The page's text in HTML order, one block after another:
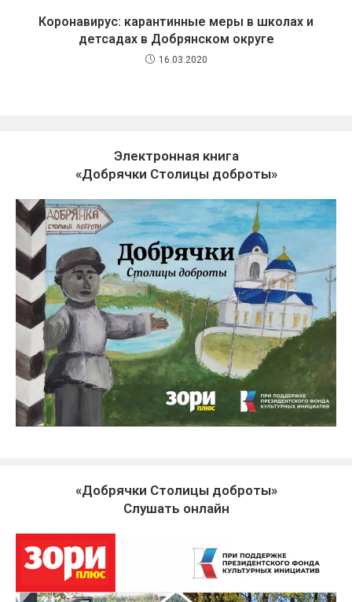
Коронавирус: карантинные меры в школах и
детсадах в Добрянском округе
16.03.2020
Электронная книга
«Добрячки Столицы доброты»
«Добрячки Столицы доброты»
Слушать онлайн